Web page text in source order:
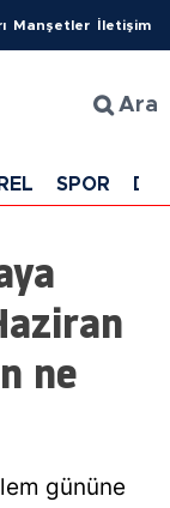
Manşetler İletişim
Ara
SPOR
ne
gününe